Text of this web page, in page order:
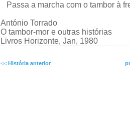
Passa a marcha com o tambor à
António Torrado
O tambor-mor e outras histórias
Livros Horizonte, Jan, 1980
<< História anterior